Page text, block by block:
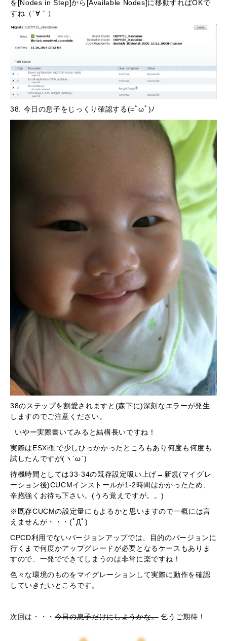
を[Nodes in Step]から[Available Nodes]に移動すればOKで
すね （´∀｀）
38. 今日の息子をじっくり確認する(=ﾟωﾟ)ﾉ
38のステップを割愛されますと(森下に)深刻なエラーが発生
しますのでご注意ください。
いやー実際書いてみると結構長いですね！
実際はESXi側で少しひっかかったところもあり何度も何度も
試したんですが(ヽ´ω`)
待機時間としては33-34の既存設定吸い上げ→新規(マイグレ
ーション後)CUCMインストールが1-2時間はかかったため、
辛抱強くお待ち下さい。(うろ覚えですが。。)
※既存CUCMの設定量にもよるかと思いますので一概には言
えませんが・・・(ﾟДﾟ)
CPCD利用でないバージョンアップでは、目的のバージョンに
行くまで何度かアップグレードが必要となるケースもありま
すので、一発でできてしまうのは非常に楽ですね！
色々な環境のものをマイグレーションして実際に動作を確認
していきたいところです。
次回は・・・今日の息子だけにしようかな。乞うご期待！